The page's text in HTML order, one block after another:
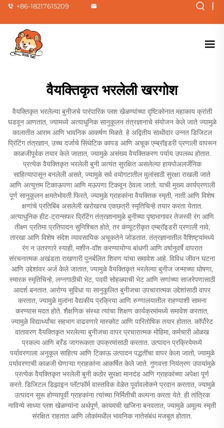
+86-18217615209 |
वैयक्तिकृत भरलेली खरगोश
वैयक्तिकृत भरलेल्या बुनीजचे पारंपारिक प्लश खेळण्यांच्या दृष्टिकोनात महाकाय क्रांती
घडवून आणतात, ज्यामध्ये अत्याधुनिक सानुकूलन तंत्रज्ञानाचे संयोजन केले जाते ज्यामुळे
कालातीत आराम आणि भावनिक आकर्षण मिळते. हे अद्वितीय साथीदार उन्नत डिजिटल
प्रिंटिंग तंत्रज्ञान, उच्च दर्जाचे सिंथेटिक कापड आणि अचूक एम्ब्रॉइडरी प्रणाली वापरून
काळजीपूर्वक तयार केले जातात, ज्यामुळे असंख्य वैयक्तिकरण पर्याय उपलब्ध होतात.
प्रत्येक वैयक्तिकृत भरलेली बुनी अत्यंत सुरक्षित असलेल्या हायपोअलर्जेनिक
साहित्यापासून बनलेली असते, ज्यामुळे सर्व वयोगटातील मुलांसाठी सुरक्षा राखली जाते
आणि अत्युत्तम टिकाऊपणा आणि मऊपणा टिकवून ठेवला जातो. याची मुख्य कार्यप्रणाली
पूर्ण सानुकूलन क्षमतेभोवती फिरते, ज्यामुळे ग्राहकांना वैयक्तिक स्मृती, नाती आणि विशेष
क्षणांचे प्रतिबिंब असलेली खरोखरच एकछत्री स्मृतिचिन्हे तयार करता येतात.
अत्याधुनिक हीट-ट्रान्सफर प्रिंटिंग तंत्रज्ञानामुळे बुनीच्या पृष्ठभागावर तेजस्वी रंग आणि
तीक्ष्ण प्रतिमा प्रतिपादन सुनिश्चित होते, तर कंप्यूटरीकृत एम्ब्रॉइडरी प्रणाली नावे,
तारखा आणि विशेष संदेश व्यावसायिक अचूकतेने जोडतात. तंत्रज्ञानातील वैशिष्ट्यांमध्ये
रंग न उतरणारे स्याही, मशीन-वॉश करण्यायोग्य बांधणी आणि वर्षानुवर्षे वापरात
संरचनात्मक अखंडता राखणारी पुनर्बलित शिवण यांचा समावेश आहे. विविध जीवन घटना
आणि उद्देशांवर अर्ज केले जातात, ज्यामुळे वैयक्तिकृत भरलेल्या बुनीज जन्माच्या घोषणा,
स्मारक स्मृतिचिन्हे, लग्नगाठीची भेट, पदवी सोहळ्याची भेट आणि सणांच्या साजरेपणासाठी
आदर्श बनतात. आरोग्य सुविधा या सानुकूलित बुनीजचा उपचारात्मक उद्देशांसाठी वापर
करतात, ज्यामुळे मुलांना वैद्यकीय प्रक्रिया आणि रुग्णालयातील राहण्याशी सामना
करण्यास मदत होते. शैक्षणिक संस्था त्यांचा शिक्षण कार्यक्रमांमध्ये समावेश करतात,
ज्यामुळे विद्यार्थ्यांचा सहभाग वाढवणारे मास्कोट आणि पारितोषिक तयार होतात. कॉर्पोरेट
वातावरण वैयक्तिकृत भरलेल्या बुनीजचा वापर प्रचारात्मक मोहिमा, कर्मचारी ओळख
प्रकल्प आणि ब्रँड जागरूकता उपक्रमांसाठी करतात. उत्पादन प्रक्रियेमध्ये
पर्यावरणाला अनुकूल साहित्य आणि टिकाऊ उत्पादन पद्धतींचा वापर केला जातो, ज्यामुळे
पर्यावरणाची काळजी घेणाऱ्या ग्राहकांना आकर्षित केले जाते. गुणवत्ता नियंत्रण उपायांमुळे
प्रत्येक वैयक्तिकृत भरलेली बुनी कठोर सुरक्षा मानदंड आणि ग्राहकांच्या अपेक्षा पूर्ण
करते. डिजिटल डिझाइन प्लॅटफॉर्म वास्तविक वेळेत पूर्वावलोकने प्रदान करतात, ज्यामुळे
उत्पादन सुरू होण्यापूर्वी ग्राहकांना त्यांच्या निर्मितीची कल्पना करता येते. ही तांत्रिक
नाविन्ये साध्या प्लश खेळण्यांना अर्थपूर्ण, कायमची खजिना बनवतात, ज्यामुळे अमूल्य स्मृती
संरक्षित राहतात आणि लोकांमधील भावनिक नातेसंबंध मजबूत होतात.